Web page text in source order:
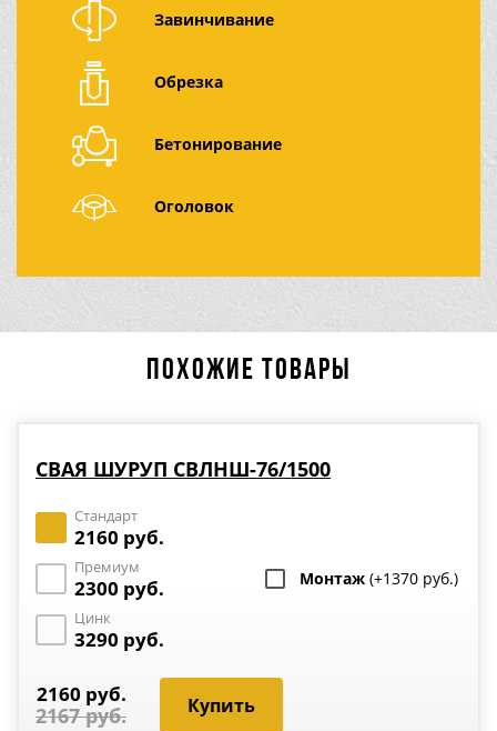
Завинчивание
Обрезка
Бетонирование
Оголовок
ПОХОЖИЕ ТОВАРЫ
СВАЯ ШУРУП СВЛНШ-76/1500
Стандарт
2160 руб.
Премиум
2300 руб.
Цинк
3290 руб.
Монтаж (+1370 руб.)
2160 руб.
2167 руб.